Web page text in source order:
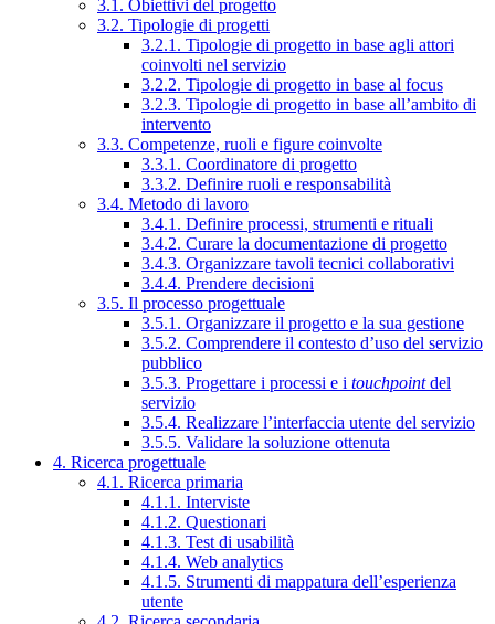
3.1. Obiettivi del progetto
3.2. Tipologie di progetti
3.2.1. Tipologie di progetto in base agli attori
coinvolti nel servizio
3.2.2. Tipologie di progetto in base al focus
3.2.3. Tipologie di progetto in base all’ambito di
intervento
3.3. Competenze, ruoli e figure coinvolte
3.3.1. Coordinatore di progetto
3.3.2. Definire ruoli e responsabilità
3.4. Metodo di lavoro
3.4.1. Definire processi, strumenti e rituali
3.4.2. Curare la documentazione di progetto
3.4.3. Organizzare tavoli tecnici collaborativi
3.4.4. Prendere decisioni
3.5. Il processo progettuale
3.5.1. Organizzare il progetto e la sua gestione
3.5.2. Comprendere il contesto d’uso del servizio
pubblico
3.5.3. Progettare i processi e i touchpointdel
servizio
3.5.4. Realizzare l’interfaccia utente del servizio
3.5.5. Validare la soluzione ottenuta
4. Ricerca progettuale
4.1. Ricerca primaria
4.1.1. Interviste
4.1.2. Questionari
4.1.3. Test di usabilità
4.1.4. Web analytics
4.1.5. Strumenti di mappatura dell’esperienza
utente